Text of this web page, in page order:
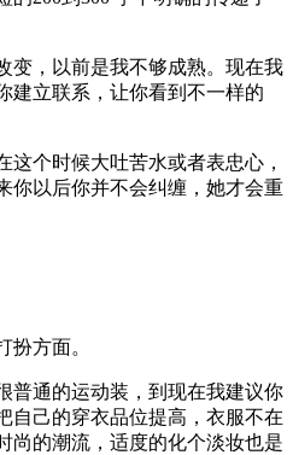
变，以前是我不够成熟。现在我
建立联系，让你看到不一样的
这个时候大吐苦水或者表忠心，
你以后你并不会纠缠，她才会重
扮方面。
普通的运动装，到现在我建议你
自己的穿衣品位提高，衣服不在
尚的潮流，适度的化个淡妆也是